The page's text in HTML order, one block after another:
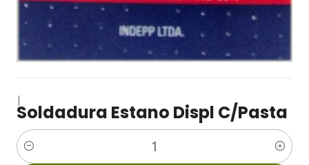
|
Soldadura Estano Displ C/Pasta
Cantidad